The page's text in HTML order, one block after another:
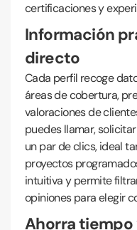
certificaciones y
Información
directo
Cada perfil recoge
áreas de cobertura,
valoraciones de
puedes llamar,
un par de clics, ideal
proyectos
intuitiva y permite
opiniones para elegir
Ahorra